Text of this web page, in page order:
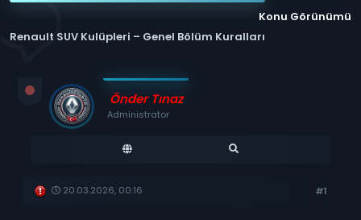
Konu Görünümü
Renault SUV Kulüpleri – Genel Bölüm Kuralları
Önder Tınaz
Administrator
20.03.2026, 00:16 #1